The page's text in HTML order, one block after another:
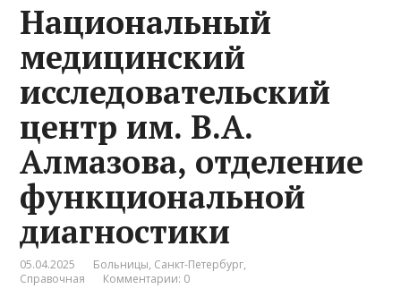
Национальный
медицинский
исследовательский
центр им. В.А.
Алмазова, отделение
функциональной
диагностики
05.04.2025 Больницы, Санкт-Петербург,
Справочная
Комментарии: 0